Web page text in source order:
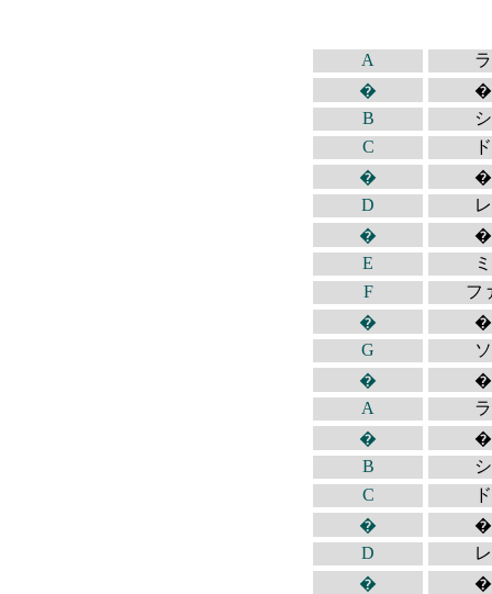
A
ラ
�
�
B
シ
C
ド
�
�
D
レ
�
�
E
ミ
F
フ
�
�
G
ソ
�
�
A
ラ
�
�
B
シ
C
ド
�
�
D
レ
�
�